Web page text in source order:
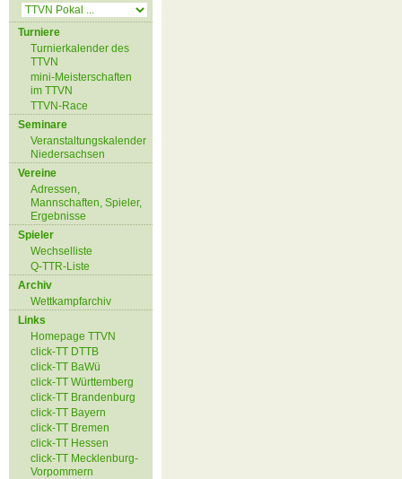
Turniere
Turnierkalender des
TTVN
mini-Meisterschaften
im TTVN
TTVN-Race
Seminare
Veranstaltungskalender
Niedersachsen
Vereine
Adressen,
Mannschaften, Spieler,
Ergebnisse
Spieler
Wechselliste
Q-TTR-Liste
Archiv
Wettkampfarchiv
Links
Homepage TTVN
click-TT DTTB
click-TT BaWü
click-TT Württemberg
click-TT Brandenburg
click-TT Bayern
click-TT Bremen
click-TT Hessen
click-TT Mecklenburg-
Vorpommern